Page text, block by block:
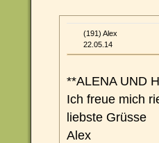
(191) Alex
22.05.14
**ALENA UND
Ich freue mich
liebste Grüsse
Alex